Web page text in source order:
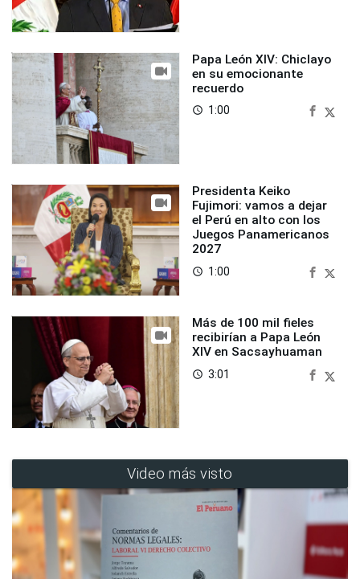
Papa León XIV: Chiclayo
en su emocionante
recuerdo
access_time 1:00
Presidenta Keiko
Fujimori: vamos a dejar
el Perú en alto con los
Juegos Panamericanos
2027
access_time 1:00
Más de 100 mil fieles
recibirían a Papa León
XIV en Sacsayhuaman
access_time 3:01
Video más visto